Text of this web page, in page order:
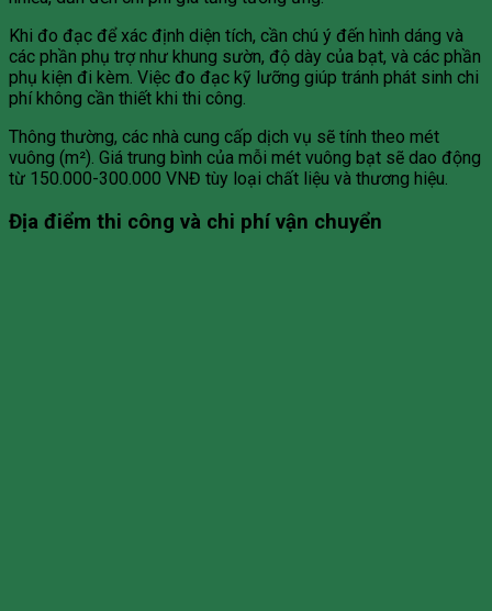
Khi đo đạc để xác định diện tích, cần chú ý đến hình dáng và
các phần phụ trợ như khung sườn, độ dày của bạt, và các phần
phụ kiện đi kèm. Việc đo đạc kỹ lưỡng giúp tránh phát sinh chi
phí không cần thiết khi thi công.
Thông thường, các nhà cung cấp dịch vụ sẽ tính theo mét
vuông (m²). Giá trung bình của mỗi mét vuông bạt sẽ dao động
từ 150.000-300.000 VNĐ tùy loại chất liệu và thương hiệu.
Địa điểm thi công và chi phí vận chuyển